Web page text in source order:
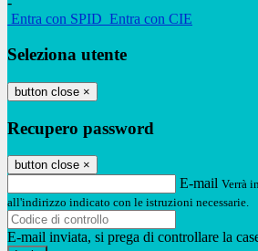
Entra con SPID Entra con CIE
Seleziona utente
button close ×
Recupero password
button close ×
E-mail Verrà
all'indirizzo indicato con le istruzioni necessarie.
E-mail inviata, si prega di controllare la